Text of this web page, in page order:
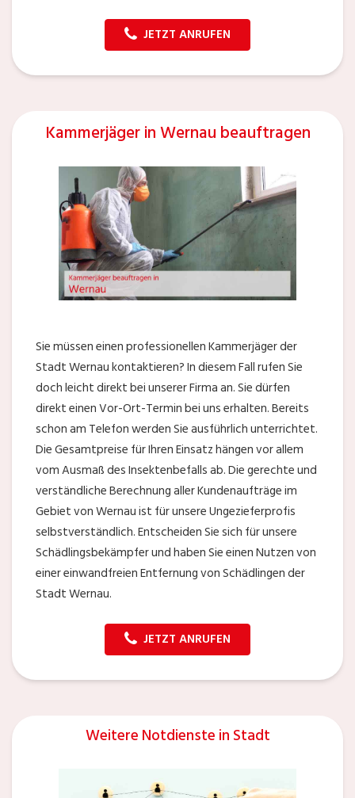
JETZT ANRUFEN
Kammerjäger in Wernau beauftragen
Sie müssen einen professionellen Kammerjäger der
Stadt Wernau kontaktieren? In diesem Fall rufen Sie
doch leicht direkt bei unserer Firma an. Sie dürfen
direkt einen Vor-Ort-Termin bei uns erhalten. Bereits
schon am Telefon werden Sie ausführlich unterrichtet.
Die Gesamtpreise für Ihren Einsatz hängen vor allem
vom Ausmaß des Insektenbefalls ab. Die gerechte und
verständliche Berechnung aller Kundenaufträge im
Gebiet von Wernau ist für unsere Ungezieferprofis
selbstverständlich. Entscheiden Sie sich für unsere
Schädlingsbekämpfer und haben Sie einen Nutzen von
einer einwandfreien Entfernung von Schädlingen der
Stadt Wernau.
JETZT ANRUFEN
Weitere Notdienste in Stadt